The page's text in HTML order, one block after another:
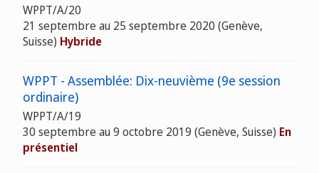
WPPT/A/20
21 septembre au 25 septembre 2020 (Genève,
Suisse) Hybride
WPPT - Assemblée: Dix‑neuvième (9e session
ordinaire)
WPPT/A/19
30 septembre au 9 octobre 2019 (Genève, Suisse) En
présentiel